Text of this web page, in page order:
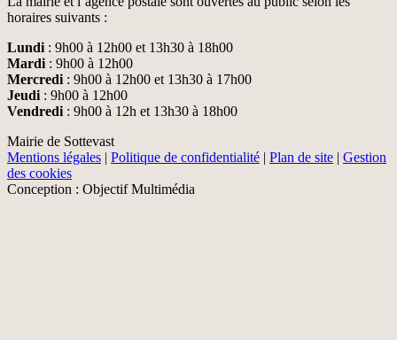
horaires suivants :
Lundi : 9h00 à 12h00 et 13h30 à 18h00
Mardi : 9h00 à 12h00
Mercredi : 9h00 à 12h00 et 13h30 à 17h00
Jeudi : 9h00 à 12h00
Vendredi : 9h00 à 12h et 13h30 à 18h00
Mairie de Sottevast
Mentions légales | Politique de confidentialité | Plan de site | Gestion
des cookies
Conception : Objectif Multimédia